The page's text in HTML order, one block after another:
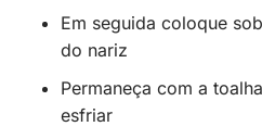
Em seguida coloque
do nariz
Permaneça com a
esfriar